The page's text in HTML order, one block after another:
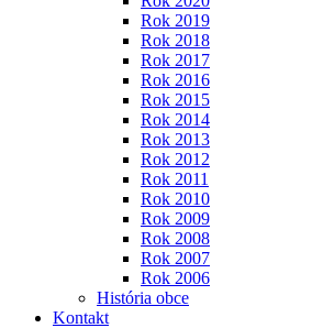
Rok 2019
Rok 2018
Rok 2017
Rok 2016
Rok 2015
Rok 2014
Rok 2013
Rok 2012
Rok 2011
Rok 2010
Rok 2009
Rok 2008
Rok 2007
Rok 2006
História obce
Kontakt